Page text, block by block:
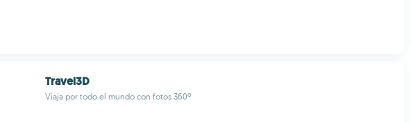
Travel3D
Viaja por todo el mundo con fotos 360º